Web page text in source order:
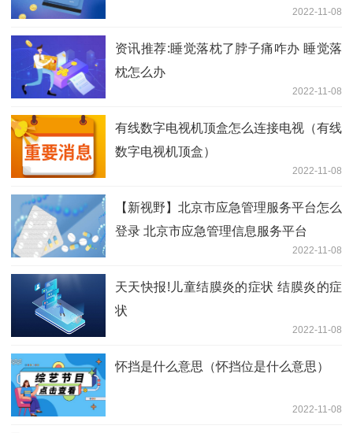
2022-11-08
资讯推荐:睡觉落枕了脖子痛咋办 睡觉落
枕怎么办
2022-11-08
有线数字电视机顶盒怎么连接电视（有线
数字电视机顶盒）
2022-11-08
【新视野】北京市应急管理服务平台怎么
登录 北京市应急管理信息服务平台
2022-11-08
天天快报!儿童结膜炎的症状 结膜炎的症
状
2022-11-08
怀挡是什么意思（怀挡位是什么意思）
2022-11-08